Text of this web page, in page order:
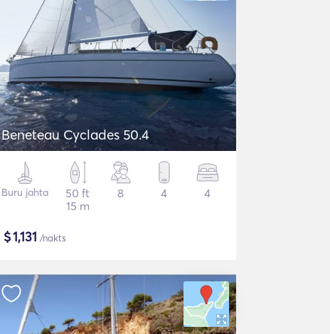
Beneteau Cyclades 50.4
Buru jahta
50 ft
15 m
8 4 4
$1,131 /nakts